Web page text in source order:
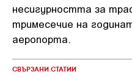
несигурността за
тримесечие на
аеропорта.
СВЪРЗАНИ СТАТИИ